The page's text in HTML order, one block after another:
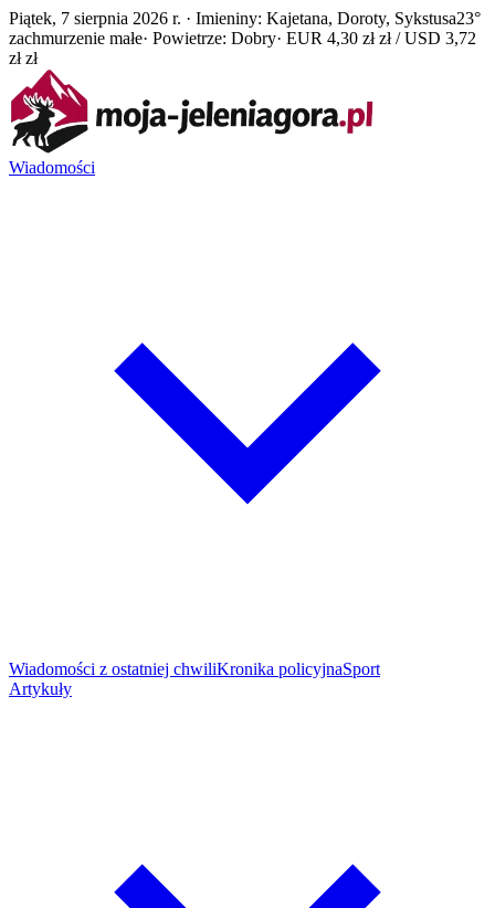
Piątek, 7 sierpnia 2026 r. · Imieniny: Kajetana, Doroty, Sykstusa23°
zachmurzenie małe· Powietrze: Dobry· EUR 4,30 zł zł / USD 3,72
zł zł
Wiadomości
Wiadomości z ostatniej chwiliKronika policyjnaSport
Artykuły